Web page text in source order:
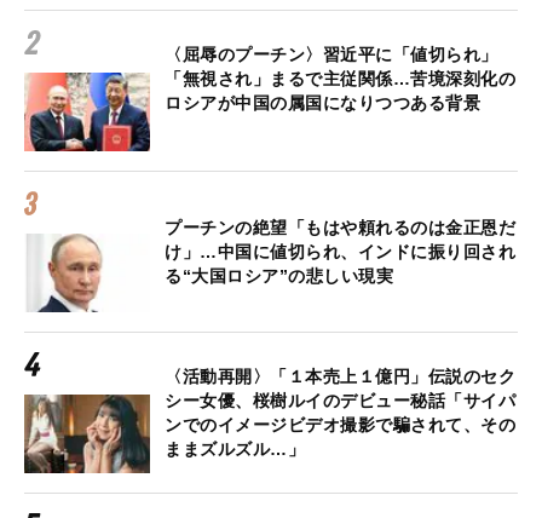
〈屈辱のプーチン〉習近平に「値切られ」
「無視され」まるで主従関係…苦境深刻化の
ロシアが中国の属国になりつつある背景
プーチンの絶望「もはや頼れるのは金正恩だ
け」…中国に値切られ、インドに振り回され
る“大国ロシア”の悲しい現実
〈活動再開〉「１本売上１億円」伝説のセク
シー女優、桜樹ルイのデビュー秘話「サイパ
ンでのイメージビデオ撮影で騙されて、その
ままズルズル…」